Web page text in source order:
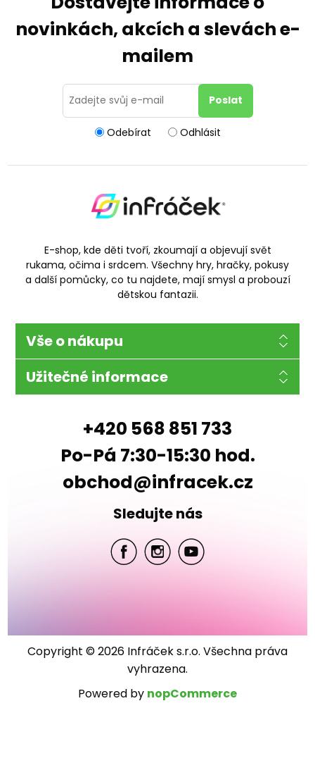
novinkách, akcích a slevách e-
mailem
Odebírat Odhlásit
E-shop, kde děti tvoří, zkoumají a objevují svět
rukama, očima i srdcem. Všechny hry, hračky, pokusy
a další pomůcky, co tu najdete, mají smysl a probouzí
dětskou fantazii.
Vše o nákupu
Užitečné informace
+420 568 851 733
Po-Pá 7:30-15:30 hod.
obchod@infracek.cz
Sledujte nás
Copyright © 2026 Infráček s.r.o. Všechna práva
vyhrazena.
Powered by nopCommerce